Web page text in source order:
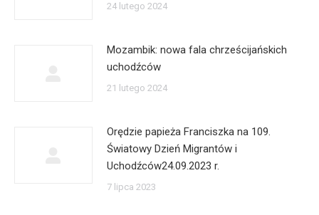
24 lutego 2024
Mozambik: nowa fala chrześcijańskich
uchodźców
21 lutego 2024
Orędzie papieża Franciszka na 109.
Światowy Dzień Migrantów i
Uchodźców24.09.2023 r.
7 lipca 2023